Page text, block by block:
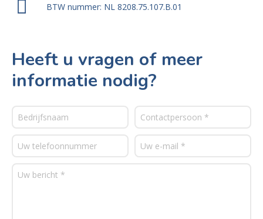
BTW nummer: NL 8208.75.107.B.01
Heeft u vragen of meer
informatie nodig?